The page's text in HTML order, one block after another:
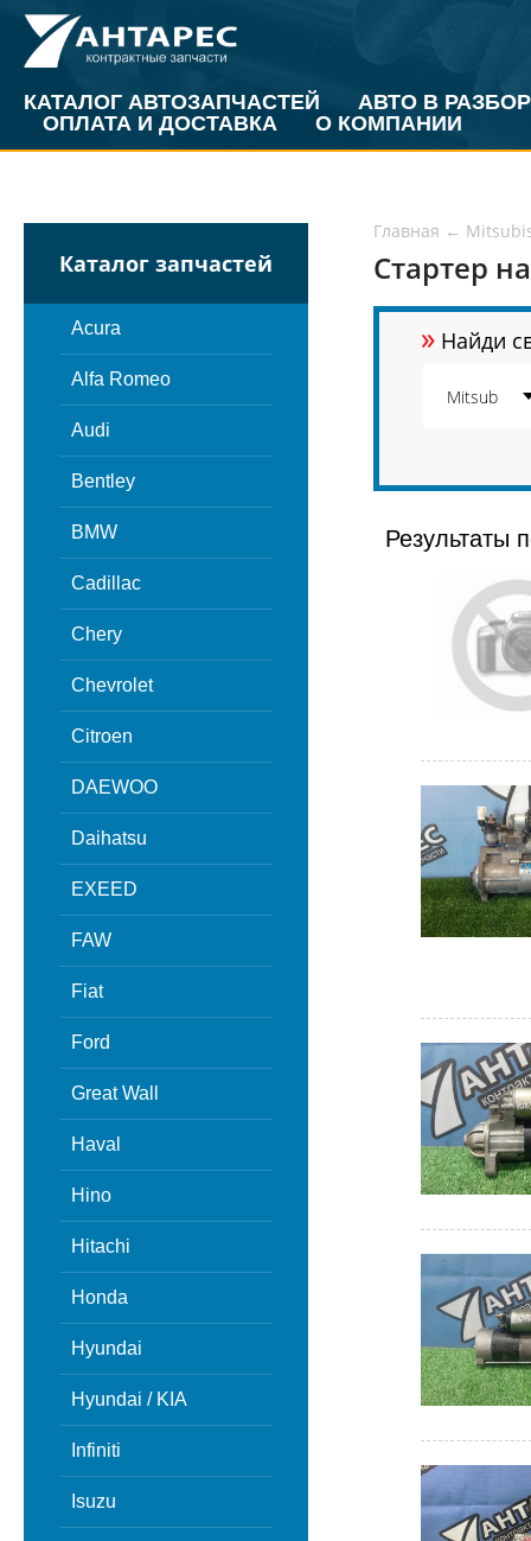
КАТАЛОГ АВТОЗАПЧАСТЕЙ
АВТО В РАЗБОР
ОПЛАТА И ДОСТАВКА
О КОМПАНИИ
Каталог запчастей
Acura
Alfa Romeo
Audi
Bentley
BMW
Cadillac
Chery
Chevrolet
Citroen
DAEWOO
Daihatsu
EXEED
FAW
Fiat
Ford
Great Wall
Haval
Hino
Hitachi
Honda
Hyundai
Hyundai / KIA
Infiniti
Isuzu
Главная ←
Стартер
» Найди
Результаты